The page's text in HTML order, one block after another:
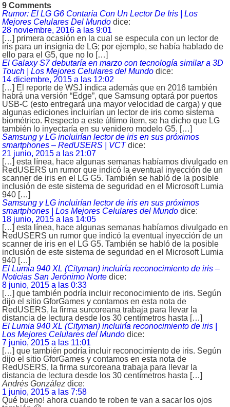
9 Comments
Rumor: El LG G6 Contaría Con Un Lector De Iris | Los
Mejores Celulares Del Mundo dice:
28 noviembre, 2016 a las 9:01
[…] primera ocasión en la cual se especula con un lector de
iris para un insignia de LG; por ejemplo, se había hablado de
ello para el G5, que no lo […]
El Galaxy S7 debutaría en marzo con tecnología similar a 3D
Touch | Los Mejores Celulares del Mundo dice:
14 diciembre, 2015 a las 12:02
[…] El reporte de WSJ indica además que en 2016 también
habrá una versión “Edge”, que Samsung optará por puertos
USB-C (esto entregará una mayor velocidad de carga) y que
algunas ediciones incluirían un lector de iris como sistema
biométrico. Respecto a este último ítem, se ha dicho que LG
también lo inyectaría en su venidero modelo G5. […]
Samsung y LG incluirían lector de iris en sus próximos
smartphones – RedUSERS | VCT dice:
21 junio, 2015 a las 21:07
[…] esta línea, hace algunas semanas habíamos divulgado en
RedUSERS un rumor que indicó la eventual inyección de un
scanner de iris en el LG G5. También se habló de la posible
inclusión de este sistema de seguridad en el Microsoft Lumia
940 […]
Samsung y LG incluirían lector de iris en sus próximos
smartphones | Los Mejores Celulares del Mundo dice:
18 junio, 2015 a las 14:05
[…] esta línea, hace algunas semanas habíamos divulgado en
RedUSERS un rumor que indicó la eventual inyección de un
scanner de iris en el LG G5. También se habló de la posible
inclusión de este sistema de seguridad en el Microsoft Lumia
940 […]
El Lumia 940 XL (Cityman) incluiría reconocimiento de iris –
Noticias San Jerónimo Norte dice:
8 junio, 2015 a las 0:33
[…] que también podría incluir reconocimiento de iris. Según
dijo el sitio GforGames y contamos en esta nota de
RedUSERS, la firma surcoreana trabaja para llevar la
distancia de lectura desde los 30 centímetros hasta […]
El Lumia 940 XL (Cityman) incluiría reconocimiento de iris |
Los Mejores Celulares del Mundo dice:
7 junio, 2015 a las 11:01
[…] que también podría incluir reconocimiento de iris. Según
dijo el sitio GforGames y contamos en esta nota de
RedUSERS, la firma surcoreana trabaja para llevar la
distancia de lectura desde los 30 centímetros hasta […]
Andrés González dice:
1 junio, 2015 a las 7:58
Qué bueno! ahora cuando te roben te van a sacar los ojos